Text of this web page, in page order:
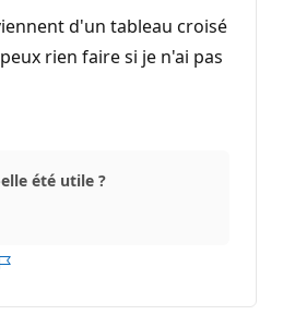
d'un tableau croisé
rien faire si je n'ai pas
été utile ?